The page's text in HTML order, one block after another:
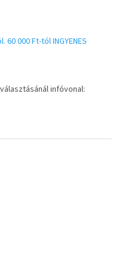
000 Ft-tól INGYENES
infóvonal: